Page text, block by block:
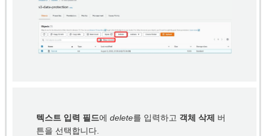
텍스트 입력 필드에 delete를 입력하고 객체 삭제 버
튼을 선택합니다.